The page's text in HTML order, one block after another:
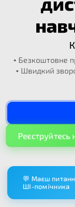
• Безкоштовне
• Швидкий
💬 Маєш
ШІ-помічника